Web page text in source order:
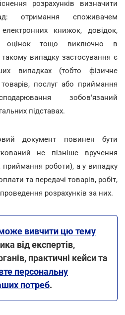
розрахунків визначити
отримання споживачем
книжок, довідок,
оцінок тощо виключно в
випадку застосування є
випадках (тобто фізичне
послуг або приймання
зобов'язаний
підставах.
документ повинен бути
не пізніше вручення
приймання роботи), а у випадку
та передачі товарів, робіт,
розрахунків за них.
вивчити цю тему
від експертів,
практичні кейси та
персональну
потреб.